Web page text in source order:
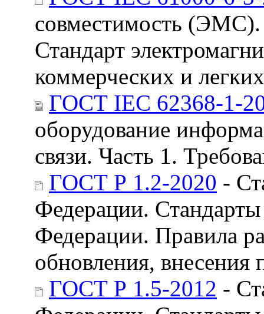
совместимость
Стандарт
коммерческих и
ГОСТ IEC 62368-1-
оборудование
связи. Часть 1.
ГОСТ Р 1.2-2020 -
Федерации.
Федерации. Правила
обновления,
ГОСТ Р 1.5-2012 -